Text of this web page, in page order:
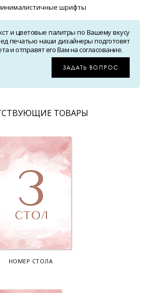
шрифты
и цветовые палитры по Вашему вкусу
печатью наши дизайнеры подготовят
и отправят его Вам на согласование.
ЗАДАТЬ ВОПРОС
ТОВАРЫ
НОМЕР СТОЛА